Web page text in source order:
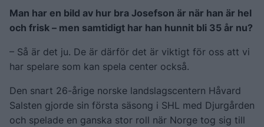
Man har en bild av hur bra Josefson är när han är hel
och frisk – men samtidigt har han hunnit bli 35 år nu?
– Så är det ju. De är därför det är viktigt för oss att vi
har spelare som kan spela center också.
Den snart 26-årige norske landslagscentern Håvard
Salsten gjorde sin första säsong i SHL med Djurgården
och spelade en ganska stor roll när Norge tog sig till